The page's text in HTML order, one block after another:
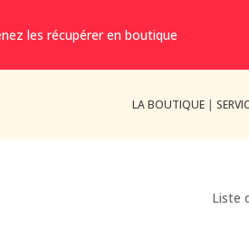
les récupérer en boutique
LA BOUTIQUE|
Liste